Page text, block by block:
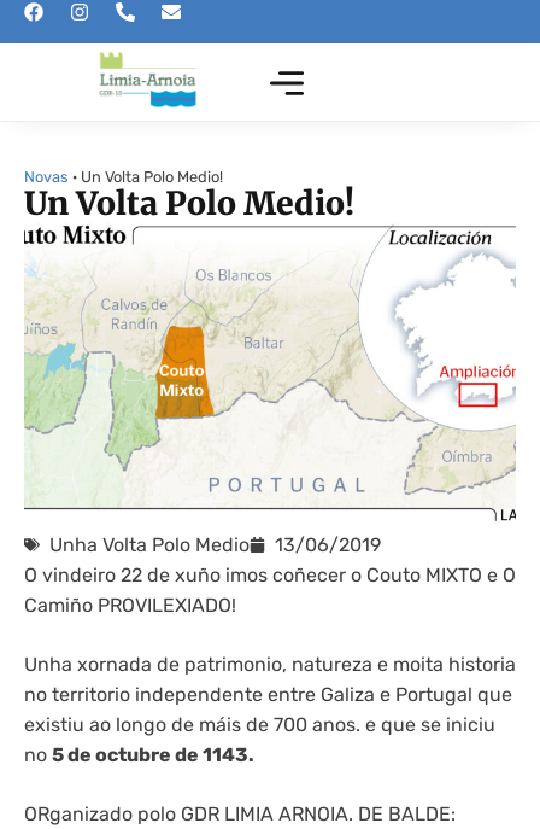
Novas · Un Volta Polo Medio!
Un Volta Polo Medio!
Unha Volta Polo Medio
13/06/2019
O vindeiro 22 de xuño imos coñecer o Couto MIXTO e O
Camiño PROVILEXIADO!
Unha xornada de patrimonio, natureza e moita historia
no territorio independente entre Galiza e Portugal que
existiu ao longo de máis de 700 anos. e que se iniciu
no 5 de octubre de 1143.
ORganizado polo GDR LIMIA ARNOIA. DE BALDE: